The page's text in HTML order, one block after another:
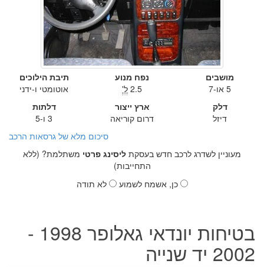
מושבים
5 או-7
נפח מנוע
2.5 ל'
תיבת הילוכים
אוטומטי ו-ידני
דלק
דיזל
ארץ ייצור
דרום קוריאה
דלתות
3 ו-5
סיכום מלא של גרסאות הרכב
מעוניין לשדרג לרכב חדש בעסקת ליסינג פרטי משתלמת? (ללא
התחייבות)
כן, אשמח לשמוע
לא תודה
בטיחות יונדאי גאלופר 1998 -
2002 יד שנייה